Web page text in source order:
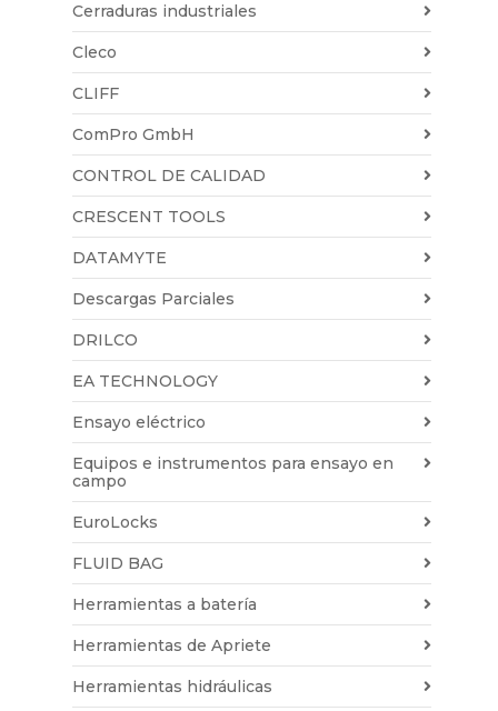
Cerraduras industriales
Cleco
CLIFF
ComPro GmbH
CONTROL DE CALIDAD
CRESCENT TOOLS
DATAMYTE
Descargas Parciales
DRILCO
EA TECHNOLOGY
Ensayo eléctrico
Equipos e instrumentos para ensayo en
campo
EuroLocks
FLUID BAG
Herramientas a batería
Herramientas de Apriete
Herramientas hidráulicas